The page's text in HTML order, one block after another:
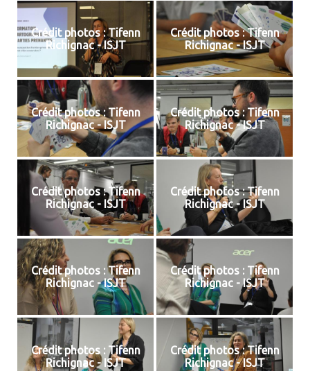
Crédit photos : Tifenn
Richignac - ISJT
Crédit photos : Tifenn
Richignac - ISJT
Crédit photos : Tifenn
Richignac - ISJT
Crédit photos : Tifenn
Richignac - ISJT
Crédit photos : Tifenn
Richignac - ISJT
Crédit photos : Tifenn
Richignac - ISJT
Crédit photos : Tifenn
Richignac - ISJT
Crédit photos : Tifenn
Richignac - ISJT
Crédit photos : Tifenn
Richignac - ISJT
Crédit photos : Tifenn
Richignac - ISJT